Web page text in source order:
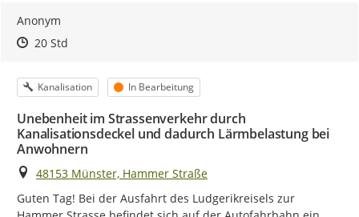
Anonym
Zeitpunkt des Erstellens
Zeitpunkt des Erstellens
20 StdZur Äußerung
Kategorie
Kanalisation Status
In Bearbeitung
Unebenheit im Strassenverkehr durch
Kanalisationsdeckel und dadurch Lärmbelastung bei
Anwohnern
Ort
48153 Münster, Hammer Straße
Guten Tag! Bei der Ausfahrt des Ludgerikreisels zur